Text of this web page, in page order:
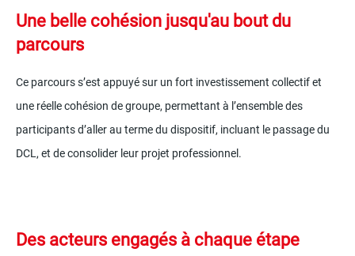
Une belle cohésion jusqu'au bout du
parcours
Ce parcours s’est appuyé sur un fort investissement collectif et
une réelle cohésion de groupe, permettant à l’ensemble des
participants d’aller au terme du dispositif, incluant le passage du
DCL, et de consolider leur projet professionnel.
Des acteurs engagés à chaque étape